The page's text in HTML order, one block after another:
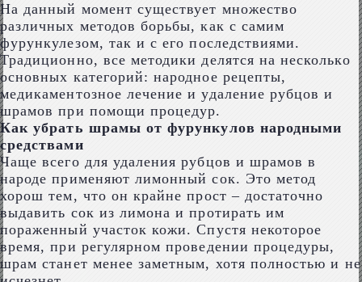
На данный момент существует множество
различных методов борьбы, как с самим
фурункулезом, так и с его последствиями.
Традиционно, все методики делятся на несколько
основных категорий: народное рецепты,
медикаментозное лечение и удаление рубцов и
шрамов при помощи процедур.
Как убрать шрамы от фурункулов народными
средствами
Чаще всего для удаления рубцов и шрамов в
народе применяют лимонный сок. Это метод
хорош тем, что он крайне прост – достаточно
выдавить сок из лимона и протирать им
пораженный участок кожи. Спустя некоторое
время, при регулярном проведении процедуры,
шрам станет менее заметным, хотя полностью и не